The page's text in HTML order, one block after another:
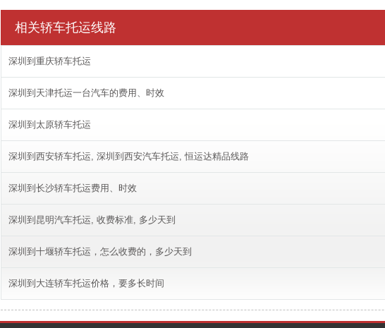
相关轿车托运线路
深圳到重庆轿车托运
深圳到天津托运一台汽车的费用、时效
深圳到太原轿车托运
深圳到西安轿车托运, 深圳到西安汽车托运, 恒运达精品线路
深圳到长沙轿车托运费用、时效
深圳到昆明汽车托运, 收费标准, 多少天到
深圳到十堰轿车托运，怎么收费的，多少天到
深圳到大连轿车托运价格，要多长时间